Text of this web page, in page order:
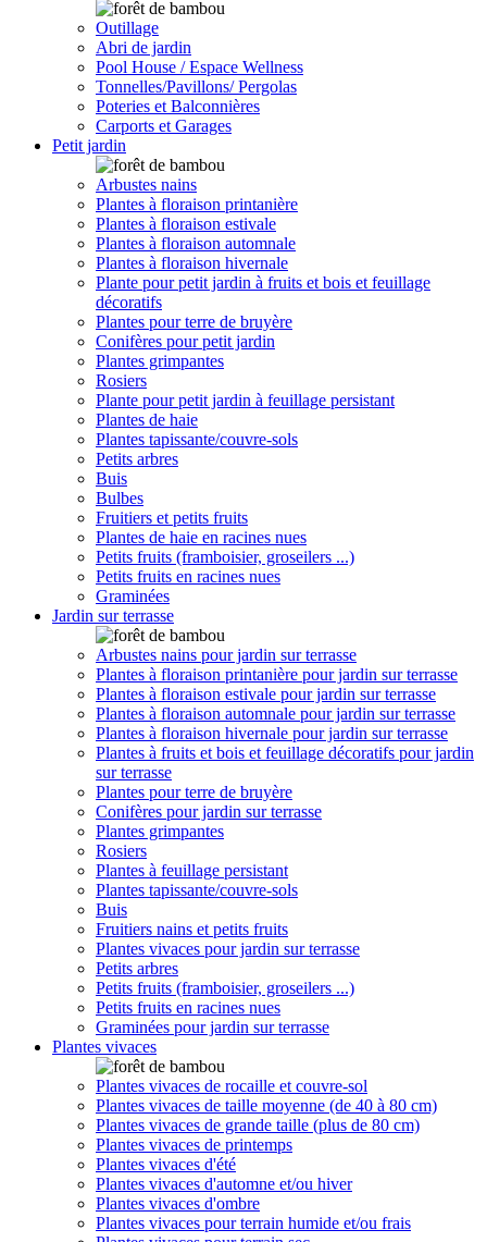
Outillage
Abri de jardin
Pool House / Espace Wellness
Tonnelles/Pavillons/ Pergolas
Poteries et Balconnières
Carports et Garages
Petit jardin
Arbustes nains
Plantes à floraison printanière
Plantes à floraison estivale
Plantes à floraison automnale
Plantes à floraison hivernale
Plante pour petit jardin à fruits et bois et feuillage
décoratifs
Plantes pour terre de bruyère
Conifères pour petit jardin
Plantes grimpantes
Rosiers
Plante pour petit jardin à feuillage persistant
Plantes de haie
Plantes tapissante/couvre-sols
Petits arbres
Buis
Bulbes
Fruitiers et petits fruits
Plantes de haie en racines nues
Petits fruits (framboisier, groseilers ...)
Petits fruits en racines nues
Graminées
Jardin sur terrasse
Arbustes nains pour jardin sur terrasse
Plantes à floraison printanière pour jardin sur terrasse
Plantes à floraison estivale pour jardin sur terrasse
Plantes à floraison automnale pour jardin sur terrasse
Plantes à floraison hivernale pour jardin sur terrasse
Plantes à fruits et bois et feuillage décoratifs pour jardin
sur terrasse
Plantes pour terre de bruyère
Conifères pour jardin sur terrasse
Plantes grimpantes
Rosiers
Plantes à feuillage persistant
Plantes tapissante/couvre-sols
Buis
Fruitiers nains et petits fruits
Plantes vivaces pour jardin sur terrasse
Petits arbres
Petits fruits (framboisier, groseilers ...)
Petits fruits en racines nues
Graminées pour jardin sur terrasse
Plantes vivaces
Plantes vivaces de rocaille et couvre-sol
Plantes vivaces de taille moyenne (de 40 à 80 cm)
Plantes vivaces de grande taille (plus de 80 cm)
Plantes vivaces de printemps
Plantes vivaces d'été
Plantes vivaces d'automne et/ou hiver
Plantes vivaces d'ombre
Plantes vivaces pour terrain humide et/ou frais